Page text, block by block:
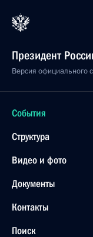
Президент
Версия официального
События
Структура
Видео и фото
Документы
Контакты
Поиск